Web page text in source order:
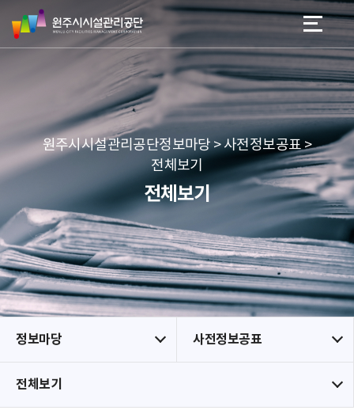
네
본문 바로가기
메뉴 바로가기
원
주
시
리
공
단
원주시시설관리공단정보마당 > 사전정보공표 >
전체보기
전체보기
정보마당 사전정보공표
전체보기